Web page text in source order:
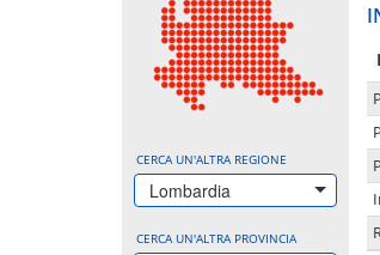
CERCA UN'ALTRA REGIONE
Lombardia
CERCA UN'ALTRA PROVINCIA